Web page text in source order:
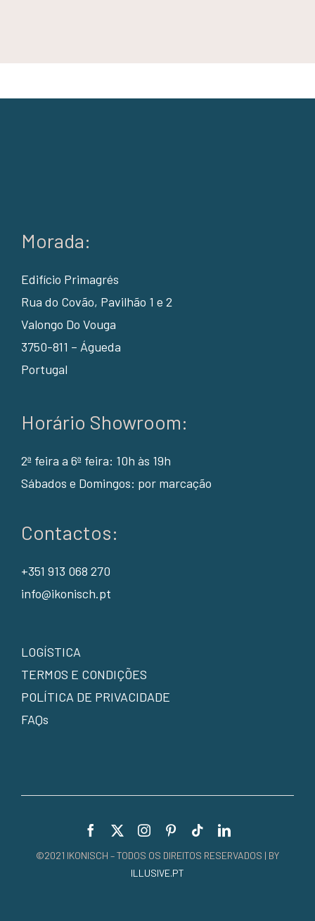
Morada:
Edifício Primagrés
Rua do Covão, Pavilhão 1 e 2
Valongo Do Vouga
3750-811 – Águeda
Portugal
Horário Showroom:
2ª feira a 6ª feira: 10h às 19h
Sábados e Domingos: por marcação
Contactos:
+351 913 068 270
info@ikonisch.pt
LOGÍSTICA
TERMOS E CONDIÇÕES
POLÍTICA DE PRIVACIDADE
FAQs
©2021 IKONISCH – TODOS OS DIREITOS RESERVADOS | BY
ILLUSIVE.PT